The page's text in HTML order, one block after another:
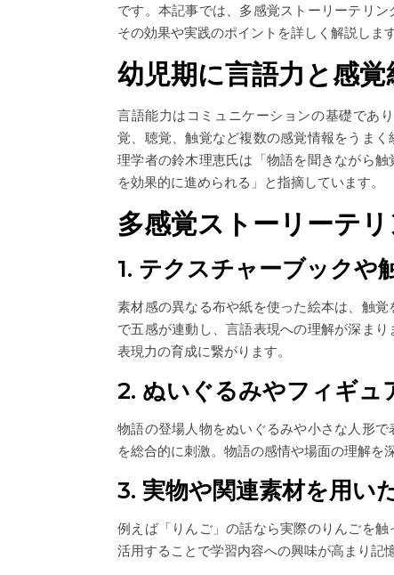
です。本記事では、多感覚ストーリーテリ
その効果や実践のポイントを詳しく解説します
幼児期に言語力と感
言語能力はコミュニケーションの基礎であ
覚、聴覚、触覚など複数の感覚情報をうま
理学者の鈴木理恵氏は「物語を聞きながら
を効果的に進められる」と指摘しています。
多感覚ストーリーテ
1. テクスチャーブックや
素材感の異なる布や紙を使った絵本は、触
で五感が連動し、言語表現への理解が深ま
表現力の育成に繋がります。
2. ぬいぐるみやフィギュ
物語の登場人物をぬいぐるみや小さな人形
を総合的に刺激。物語の感情や場面の理解を
3. 実物や関連素材を用い
例えば「りんご」の話なら実際のりんごを
活用することで学習内容への興味が高まり記